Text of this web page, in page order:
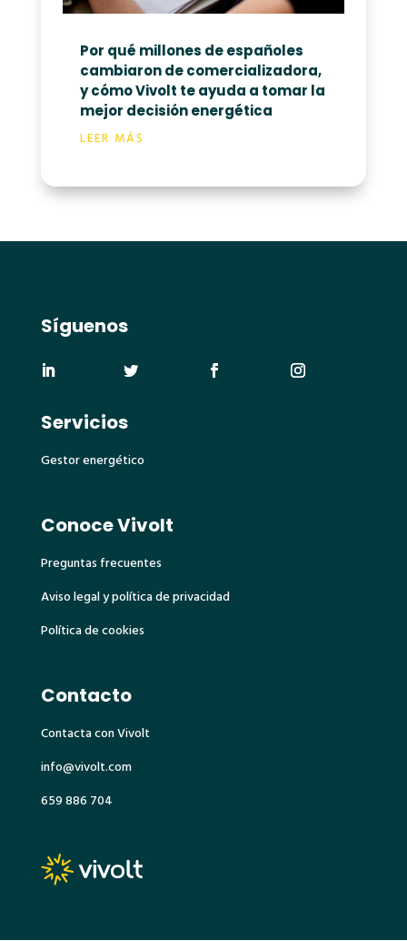
Por qué millones de españoles
cambiaron de comercializadora,
y cómo Vivolt te ayuda a tomar la
mejor decisión energética
LEER MÁS
Servicios
Gestor energético
Conoce Vivolt
Preguntas frecuentes
Aviso legal y política de privacidad
Política de cookies
Contacto
Contacta con Vivolt
info@vivolt.com
659 886 704
Síguenos